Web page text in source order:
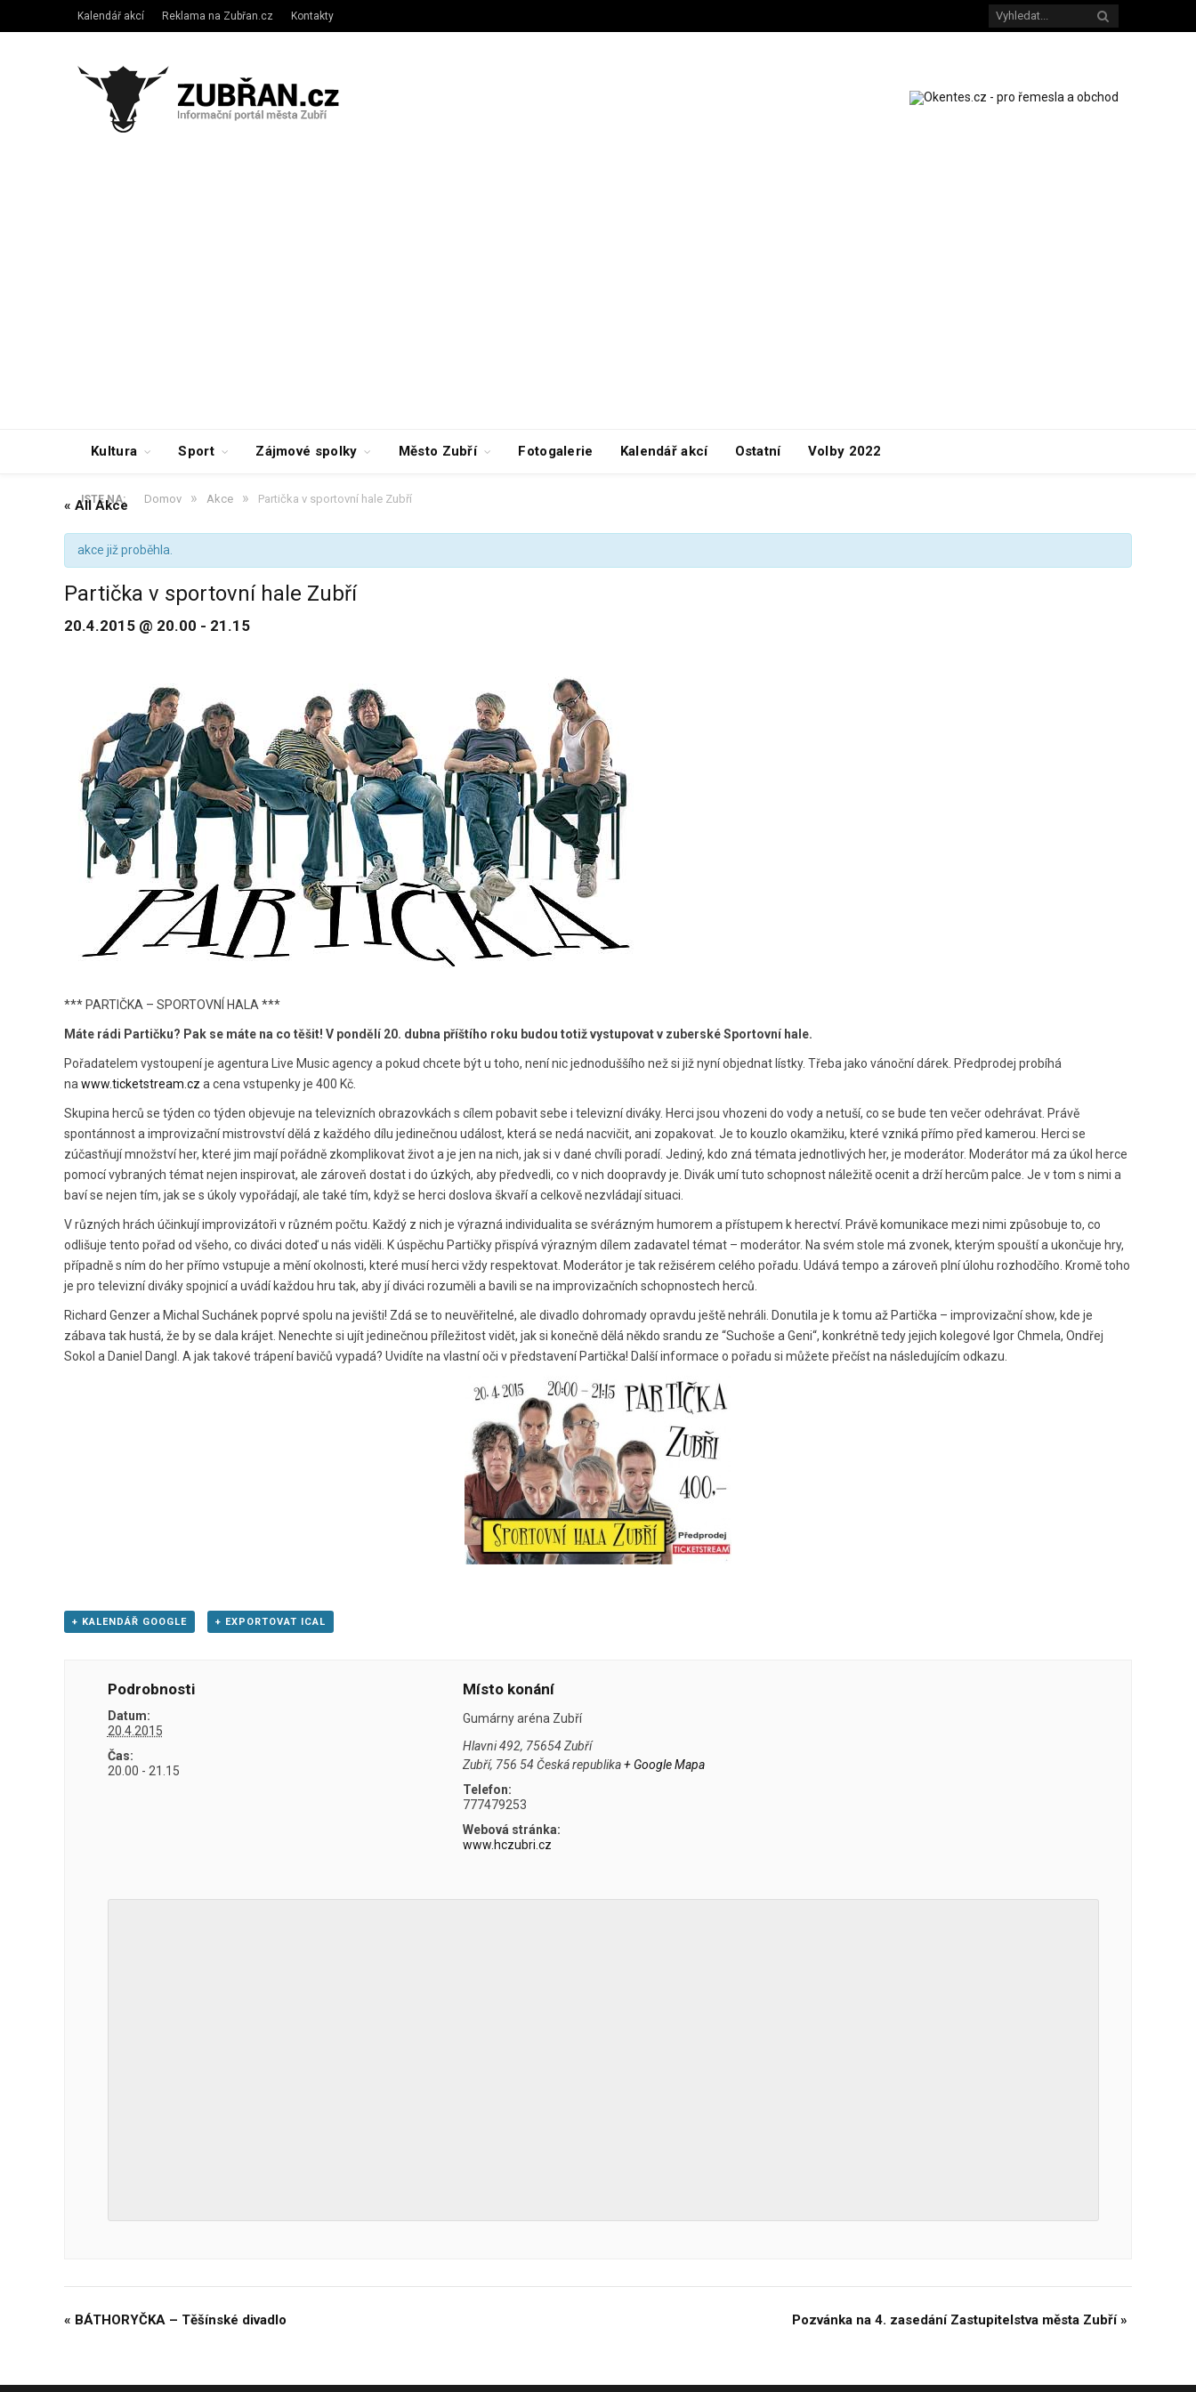
Kalendář akcí Reklama na Zubřan.cz Kontakty
Kultura Sport Zájmové spolky Město Zubří Fotogalerie Kalendář akcí Ostatní Volby 2022
JSTE NA: Domov » Akce » Partička v sportovní hale Zubří
« All Akce
akce již proběhla.
Partička v sportovní hale Zubří
20.4.2015 @ 20.00 - 21.15
*** PARTIČKA – SPORTOVNÍ HALA ***
Máte rádi Partičku? Pak se máte na co těšit! V pondělí 20. dubna příštího roku budou totiž vystupovat v zuberské Sportovní hale.
Pořadatelem vystoupení je agentura Live Music agency a pokud chcete být u toho, není nic jednoduššího než si již nyní objednat lístky. Třeba jako vánoční dárek. Předprodej probíhá
na www.ticketstream.cz a cena vstupenky je 400 Kč.
Skupina herců se týden co týden objevuje na televizních obrazovkách s cílem pobavit sebe i televizní diváky. Herci jsou vhozeni do vody a netuší, co se bude ten večer odehrávat. Právě
spontánnost a improvizační mistrovství dělá z každého dílu jedinečnou událost, která se nedá nacvičit, ani zopakovat. Je to kouzlo okamžiku, které vzniká přímo před kamerou. Herci se
zúčastňují množství her, které jim mají pořádně zkomplikovat život a je jen na nich, jak si v dané chvíli poradí. Jediný, kdo zná témata jednotlivých her, je moderátor. Moderátor má za úkol herce
pomocí vybraných témat nejen inspirovat, ale zároveň dostat i do úzkých, aby předvedli, co v nich doopravdy je. Divák umí tuto schopnost náležitě ocenit a drží hercům palce. Je v tom s nimi a
baví se nejen tím, jak se s úkoly vypořádají, ale také tím, když se herci doslova škvaří a celkově nezvládají situaci.
V různých hrách účinkují improvizátoři v různém počtu. Každý z nich je výrazná individualita se svérázným humorem a přístupem k herectví. Právě komunikace mezi nimi způsobuje to, co
odlišuje tento pořad od všeho, co diváci doteď u nás viděli. K úspěchu Partičky přispívá výrazným dílem zadavatel témat – moderátor. Na svém stole má zvonek, kterým spouští a ukončuje hry,
případně s ním do her přímo vstupuje a mění okolnosti, které musí herci vždy respektovat. Moderátor je tak režisérem celého pořadu. Udává tempo a zároveň plní úlohu rozhodčího. Kromě toho
je pro televizní diváky spojnicí a uvádí každou hru tak, aby jí diváci rozuměli a bavili se na improvizačních schopnostech herců.
Richard Genzer a Michal Suchánek poprvé spolu na jevišti! Zdá se to neuvěřitelné, ale divadlo dohromady opravdu ještě nehráli. Donutila je k tomu až Partička – improvizační show, kde je
zábava tak hustá, že by se dala krájet. Nenechte si ujít jedinečnou příležitost vidět, jak si konečně dělá někdo srandu ze “Suchoše a Geni“, konkrétně tedy jejich kolegové Igor Chmela, Ondřej
Sokol a Daniel Dangl. A jak takové trápení bavičů vypadá? Uvidíte na vlastní oči v představení Partička! Další informace o pořadu si můžete přečíst na následujícím odkazu.
+ KALENDÁŘ GOOGLE + EXPORTOVAT ICAL
Podrobnosti
Datum:
20.4.2015
Čas:
20.00 - 21.15
Místo konání
Gumárny aréna Zubří
Hlavni 492, 75654 Zubří
Zubří, 756 54 Česká republika + Google Mapa
Telefon:
777479253
Webová stránka:
www.hczubri.cz
Navigace
« BÁTHORYČKA – Těšínské divadlo Pozvánka na 4. zasedání Zastupitelstva města Zubří»